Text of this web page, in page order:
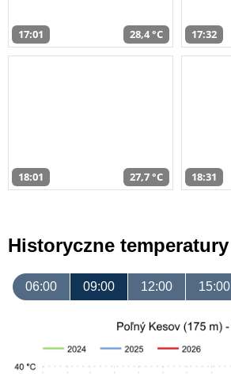
17:01 28,4 °C 17:32
18:01 27,7 °C 18:31
Historyczne temperatury
06:00 09:00 12:00 15:00